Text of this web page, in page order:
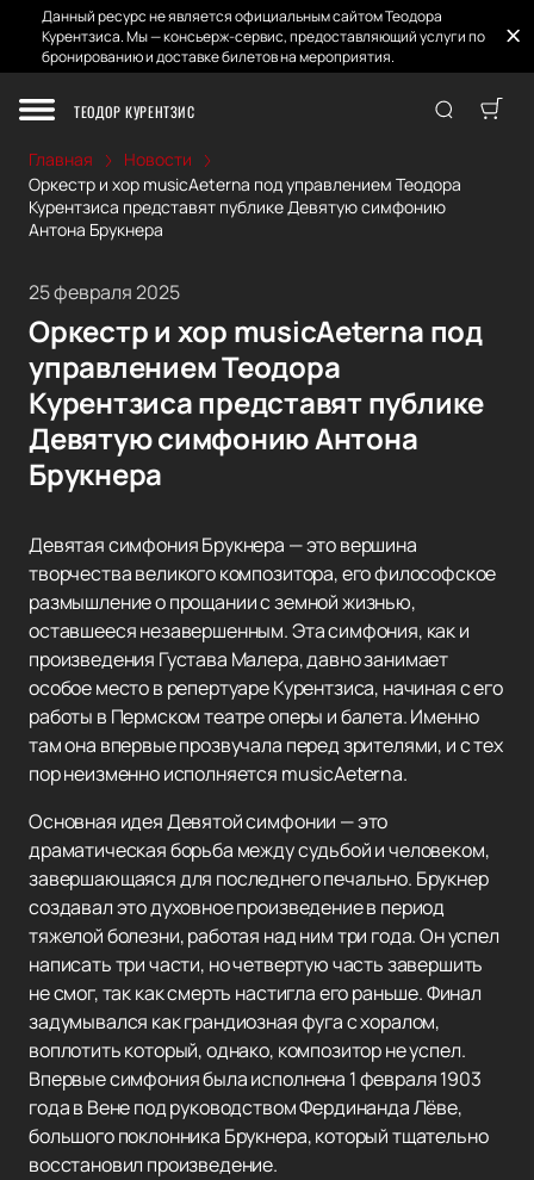
Данный ресурс не является официальным сайтом Теодора
Курентзиса. Мы — консьерж-сервис, предоставляющий услуги по
бронированию и доставке билетов на мероприятия.
ТЕОДОР КУРЕНТЗИС
Главная
Новости
Оркестр и хор musicAeterna под управлением Теодора
Курентзиса представят публике Девятую симфонию
Антона Брукнера
25 февраля 2025
Оркестр и хор musicAeterna под
управлением Теодора
Курентзиса представят публике
Девятую симфонию Антона
Брукнера
Девятая симфония Брукнера — это вершина
творчества великого композитора, его философское
размышление о прощании с земной жизнью,
оставшееся незавершенным. Эта симфония, как и
произведения Густава Малера, давно занимает
особое место в репертуаре Курентзиса, начиная с его
работы в Пермском театре оперы и балета. Именно
там она впервые прозвучала перед зрителями, и с тех
пор неизменно исполняется musicAeterna.
Основная идея Девятой симфонии — это
драматическая борьба между судьбой и человеком,
завершающаяся для последнего печально. Брукнер
создавал это духовное произведение в период
тяжелой болезни, работая над ним три года. Он успел
написать три части, но четвертую часть завершить
не смог, так как смерть настигла его раньше. Финал
задумывался как грандиозная фуга с хоралом,
воплотить который, однако, композитор не успел.
Впервые симфония была исполнена 1 февраля 1903
года в Вене под руководством Фердинанда Лёве,
большого поклонника Брукнера, который тщательно
восстановил произведение.